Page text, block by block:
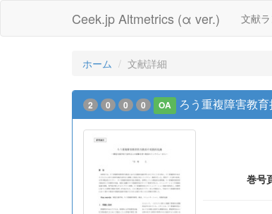
Ceek.jp Altmetrics (α ver.) 文献
ホーム 文献詳細
2 0 0 0 OA ろう重複障害教
巻号